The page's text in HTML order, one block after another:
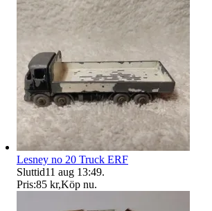
Lesney no 20 Truck ERF
Sluttid11 aug 13:49.
Pris:85 kr,Köp nu.